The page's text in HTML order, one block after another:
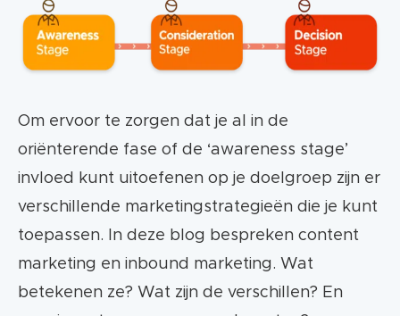
Om ervoor te zorgen dat je al in de
oriënterende fase of de ‘awareness stage’
invloed kunt uitoefenen op je doelgroep zijn er
verschillende marketingstrategieën die je kunt
toepassen. In deze blog bespreken content
marketing en inbound marketing. Wat
betekenen ze? Wat zijn de verschillen? En